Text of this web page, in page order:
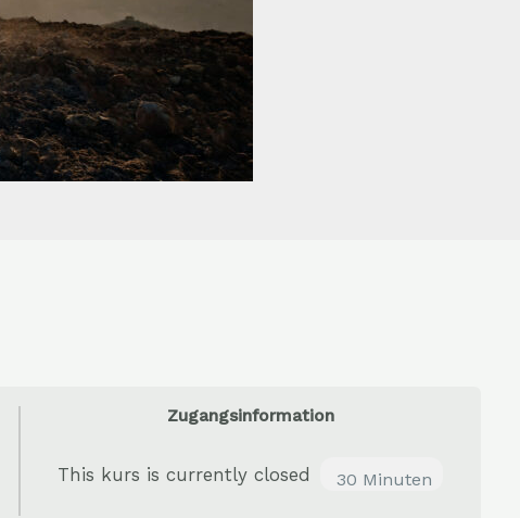
Zugangsinformation
This kurs is currently closed 30 Minuten